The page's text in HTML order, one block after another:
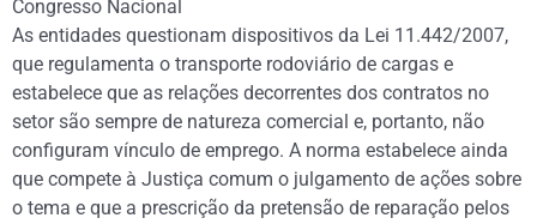
Congresso Nacional
As entidades questionam dispositivos da Lei 11.442/2007,
que regulamenta o transporte rodoviário de cargas e
estabelece que as relações decorrentes dos contratos no
setor são sempre de natureza comercial e, portanto, não
configuram vínculo de emprego. A norma estabelece ainda
que compete à Justiça comum o julgamento de ações sobre
o tema e que a prescrição da pretensão de reparação pelos